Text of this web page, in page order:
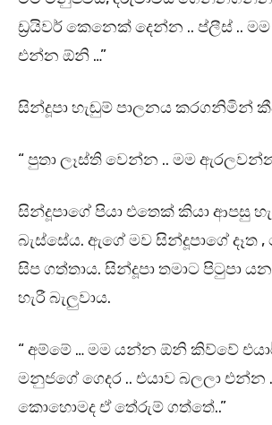
ඩ්‍රයිවර් කෙනෙක් දෙන්න .. ප්ලීස් ..
එන්න ඕනි …”
සින්දූපා හැඬුම් පාලනය කරගනිමින්
“ පුතා ලෑස්ති වෙන්න .. මම
සින්දූපාගේ පියා එතෙක් කියා ආපසු
බැස්සේය. ඇගේ මව සින්දූපාගේ දෑත
සිප ගත්තාය. සින්දූපා තමාට පිටුපා
හැරී බැලුවාය.
“ අම්මේ … මම යන්න ඕනි කිව්වේ
මනුජගේ ගෙදර .. එයාව බලලා එන්න
කොහොමද ඒ තේරුම් ගත්තේ..”